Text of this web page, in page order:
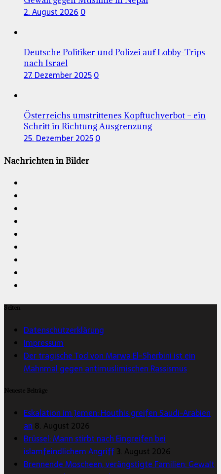
2. August 20260
Deutsche Politiker und Polizei auf Lobby-Trips
nach Israel
27. Dezember 20250
Österreichs umstrittenes Kopftuchverbot – ein
Schritt in Richtung Ausgrenzung
25. Dezember 20250
Nachrichten in Bilder
Seiten
Datenschutzerklärung
Impressum
Der tragische Tod von Marwa El-Sherbini ist ein
Mahnmal gegen antimuslimischen Rassismus
Neueste Beiträge
Eskalation im Jemen: Houthis greifen Saudi-Arabien
an 8. August 2026
Brüssel: Mann stirbt nach Eingreifen bei
islamfeindlichem Angriff3. August 2026
Brennende Moscheen, verängstigte Familien: Gewalt